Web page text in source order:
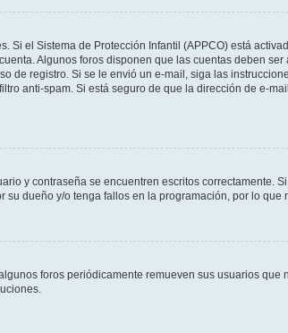
el Sistema de Protección Infantil (APPCO) está
Algunos foros disponen que las cuentas deben
registro. Si se le envió un e-mail, siga las
anti-spam. Si está seguro de que la dirección de e-
y contraseña se encuentren escritos correctamente.
dueño y/o tenga fallos en la programación, por lo que
foros periódicamente remueven sus usuarios